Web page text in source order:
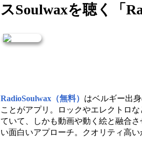
スSoulwaxを聴く「
RadioSoulwax（無料） はベルギー出
ことがアプリ。ロックやエレクトロ
ていて、しかも動画や動く絵と融合
い面白いアプローチ。クオリティ高い